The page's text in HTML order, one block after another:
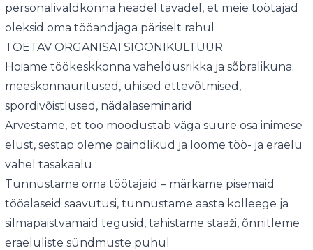
personalivaldkonna headel tavadel, et meie töötajad
oleksid oma tööandjaga päriselt rahul
TOETAV ORGANISATSIOONIKULTUUR
Hoiame töökeskkonna vaheldusrikka ja sõbralikuna:
meeskonnaüritused, ühised ettevõtmised,
spordivõistlused, nädalaseminarid
Arvestame, et töö moodustab väga suure osa inimese
elust, sestap oleme paindlikud ja loome töö- ja eraelu
vahel tasakaalu
Tunnustame oma töötajaid – märkame pisemaid
tööalaseid saavutusi, tunnustame aasta kolleege ja
silmapaistvamaid tegusid, tähistame staaži, õnnitleme
eraeluliste sündmuste puhul